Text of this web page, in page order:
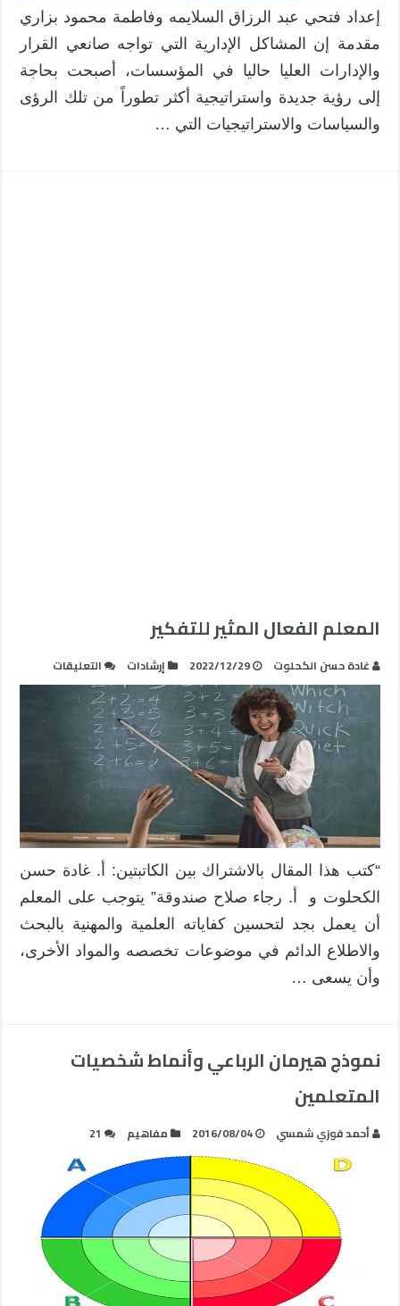
المؤسسات
العامة
مغلقة
إعداد فتحي عبد الرزاق السلايمه وفاطمة محمود بزاري
مقدمة إن المشاكل الإدارية التي تواجه صانعي القرار
والإدارات العليا حاليا في المؤسسات، أصبحت بحاجة
إلى رؤية جديدة واستراتيجية أكثر تطوراً من تلك الرؤى
والسياسات والاستراتيجيات التي …
المعلم الفعال المثير للتفكير
غادة حسن الكحلوت 2022/12/29 إرشادات التعليقات
المعلم
مغلقة
“كتب هذا المقال بالاشتراك بين الكاتبتين: أ. غادة حسن
الكحلوت و أ. رجاء صلاح صندوقة” يتوجب على المعلم
أن يعمل بجد لتحسين كفاياته العلمية والمهنية بالبحث
والاطلاع الدائم في موضوعات تخصصه والمواد الأخرى،
وأن يسعى …
نموذج هيرمان الرباعي وأنماط شخصيات
المتعلمين
أحمد فوزي شمسي 2016/08/04 مفاهيم 21